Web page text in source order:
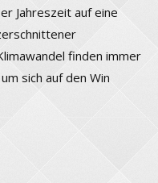
Jahreszeit auf eine
finden immer
sich auf den Win